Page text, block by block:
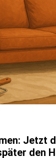
Jetzt
den